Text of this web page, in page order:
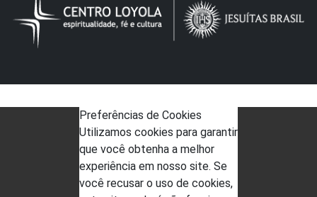
Preferências de Cookies
Utilizamos cookies para garantir
que você obtenha a melhor
experiência em nosso site. Se
você recusar o uso de cookies,